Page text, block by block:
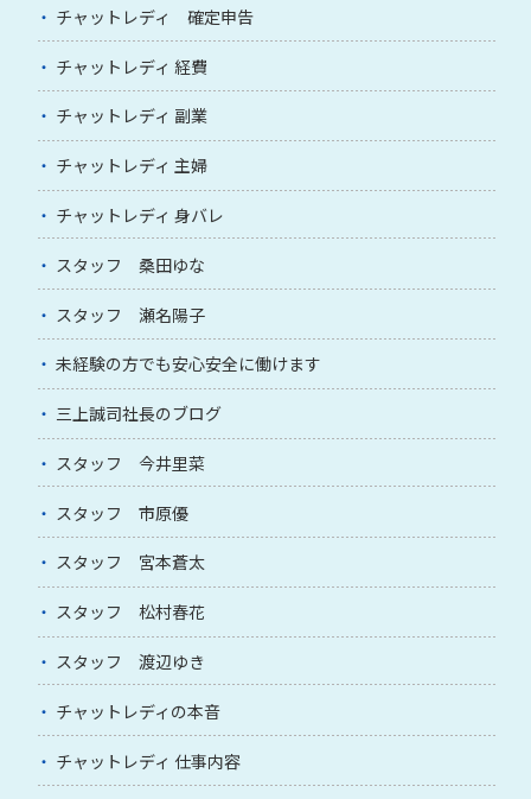
チャットレディ 確定申告
チャットレディ 経費
チャットレディ 副業
チャットレディ 主婦
チャットレディ 身バレ
スタッフ 桑田ゆな
スタッフ 瀬名陽子
未経験の方でも安心安全に働けます
三上誠司社長のブログ
スタッフ 今井里菜
スタッフ 市原優
スタッフ 宮本蒼太
スタッフ 松村春花
スタッフ 渡辺ゆき
チャットレディの本音
チャットレディ 仕事内容